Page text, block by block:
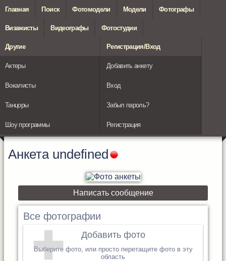
Главная Поиск Фотомодели Модели Фотографы
Визажисты Видеографы Фотостудии
Другие
Актеры
Вокалисты
Танцоры
Шоу программы
Регистрация/Вход
Добавить анкету
Вход
Забыл пароль?
Регистрация
Анкета undefined
Написать сообщение
Все фотографии
Добавить фото
Выберите фото, или просто перетащите фото в эту
область